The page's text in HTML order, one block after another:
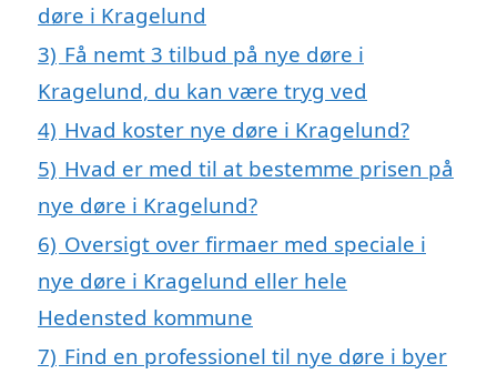
døre i Kragelund
3) Få nemt 3 tilbud på nye døre i
Kragelund, du kan være tryg ved
4) Hvad koster nye døre i Kragelund?
5) Hvad er med til at bestemme prisen på
nye døre i Kragelund?
6) Oversigt over firmaer med speciale i
nye døre i Kragelund eller hele
Hedensted kommune
7) Find en professionel til nye døre i byer